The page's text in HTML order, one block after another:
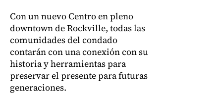
Con un nuevo Centro en pleno
downtown de Rockville, todas las
comunidades del condado
contarán con una conexión con su
historia y herramientas para
preservar el presente para futuras
generaciones.